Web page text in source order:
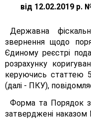
від 12.02.2019 р.
Державна
звернення щодо
Єдиному реєстрі
розрахунку
керуючись статтею
(далі - ПКУ),
Форма та Порядок
затверджені наказом